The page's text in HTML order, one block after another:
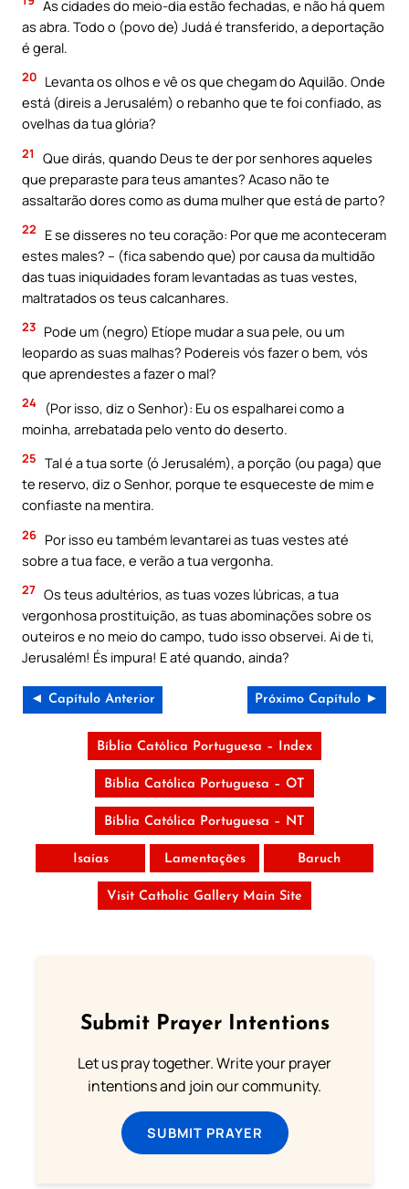
As cidades do meio-dia estão fechadas, e não há quem
as abra. Todo o (povo de) Judá é transferido, a deportação
é geral.
20 Levanta os olhos e vê os que chegam do Aquilão. Onde
está (direis a Jerusalém) o rebanho que te foi confiado, as
ovelhas da tua glória?
21
Que dirás, quando Deus te der por senhores aqueles
que preparaste para teus amantes? Acaso não te
assaltarão dores como as duma mulher que está de parto?
22
E se disseres no teu coração: Por que me aconteceram
estes males? – (fica sabendo que) por causa da multidão
das tuas iniquidades foram levantadas as tuas vestes,
maltratados os teus calcanhares.
23 Pode um (negro) Etíope mudar a sua pele, ou um
leopardo as suas malhas? Podereis vós fazer o bem, vós
que aprendestes a fazer o mal?
24
(Por isso, diz o Senhor): Eu os espalharei como a
moinha, arrebatada pelo vento do deserto.
25 Tal é a tua sorte (ó Jerusalém), a porção (ou paga) que
te reservo, diz o Senhor, porque te esqueceste de mim e
confiaste na mentira.
26 Por isso eu também levantarei as tuas vestes até
sobre a tua face, e verão a tua vergonha.
27 Os teus adultérios, as tuas vozes lúbricas, a tua
vergonhosa prostituição, as tuas abominações sobre os
outeiros e no meio do campo, tudo isso observei. Ai de ti,
Jerusalém! És impura! E até quando, ainda?
◄ Capítulo Anterior Próximo Capítulo ►
Bíblia Católica Portuguesa – Index
Bíblia Católica Portuguesa – OT
Bíblia Católica Portuguesa – NT
Isaías Lamentações Baruch
Visit Catholic Gallery Main Site
Submit Prayer Intentions
Let us pray together. Write your prayer
intentions and join our community.
SUBMIT PRAYER